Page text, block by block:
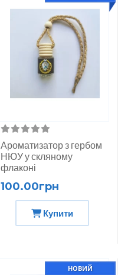
Ароматизатор з гербом
НЮУ у скляному
флаконі
100.00грн
Купити
НОВИЙ